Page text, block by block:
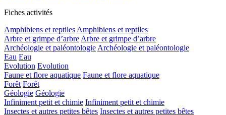
Fiches activités
Amphibiens et reptiles Amphibiens et reptiles
Arbre et grimpe d’arbre Arbre et grimpe d’arbre
Archéologie et paléontologie Archéologie et paléontologie
Eau Eau
Evolution Evolution
Faune et flore aquatique Faune et flore aquatique
Forêt Forêt
Géologie Géologie
Infiniment petit et chimie Infiniment petit et chimie
Insectes et autres petites bêtes Insectes et autres petites bêtes